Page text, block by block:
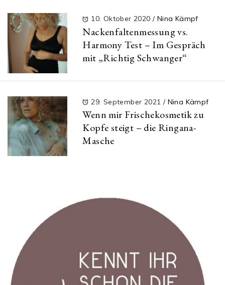
10. Oktober 2020 / Nina Kämpf
Nackenfaltenmessung vs.
Harmony Test – Im Gespräch
mit „Richtig Schwanger“
29. September 2021 / Nina Kämpf
Wenn mir Frischekosmetik zu
Kopfe steigt – die Ringana-
Masche